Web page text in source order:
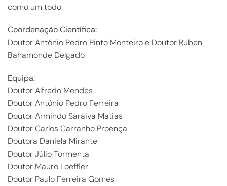
como um todo.
Coordenação Científica:
Doutor António Pedro Pinto Monteiro e Doutor Ruben
Bahamonde Delgado
Equipa:
Doutor Alfredo Mendes
Doutor António Pedro Ferreira
Doutor Armindo Saraiva Matias
Doutor Carlos Carranho Proença
Doutora Daniela Mirante
Doutor Júlio Tormenta
Doutor Mauro Loeffler
Doutor Paulo Ferreira Gomes